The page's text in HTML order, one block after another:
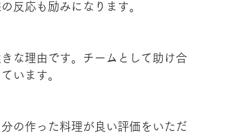
反応も励みになります。
な理由です。チームとして助け合
います。
の作った料理が良い評価をいただ